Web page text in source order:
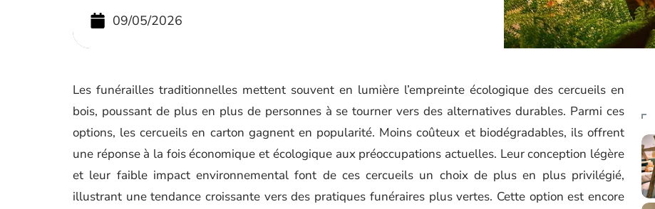
09/05/2026
Les funérailles traditionnelles mettent souvent en lumière l’empreinte écologique des cercueils en
bois, poussant de plus en plus de personnes à se tourner vers des alternatives durables. Parmi ces
options, les cercueils en carton gagnent en popularité. Moins coûteux et biodégradables, ils offrent
une réponse à la fois économique et écologique aux préoccupations actuelles. Leur conception légère
et leur faible impact environnemental font de ces cercueils un choix de plus en plus privilégié,
illustrant une tendance croissante vers des pratiques funéraires plus vertes. Cette option est encore